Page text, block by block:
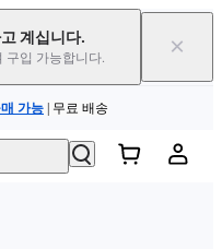
계십니다.
구입 가능합니다. ×
가능 | 무료 배송
| 무료 배송